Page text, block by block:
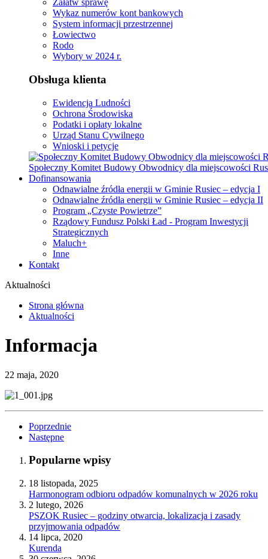
Załatw sprawę
Wykaz numerów kont bankowych
System informacji przestrzennej
Łowiectwo
Rodo
Wybory w 2024 r.
Obsługa klienta
Ewidencja Ludności
Ochrona Środowiska
Podatki i opłaty lokalne
Urząd Stanu Cywilnego
Wnioski i petycje
Społeczny Komitet Budowy Obwodnicy dla miejscowości
Dofinansowania
Odnawialne źródła energii w Gminie Rusiec – edycja I
Odnawialne źródła energii w Gminie Rusiec – edycja II
Program „Czyste Powietrze”
Rządowy Fundusz Polski Ład - Program Inwestycji
Strategicznych
Maluch+
Inne
Kontakt
Aktualności
Strona główna
Aktualności
Informacja
22 maja, 2020
Poprzednie
Następne
Popularne wpisy
18 listopada, 2025
Harmonogram odbioru odpadów komunalnych w 2026 roku
2 lutego, 2026
PSZOK Rusiec – godziny otwarcia, lokalizacja i zasady
przyjmowania odpadów
14 lipca, 2020
Kurenda